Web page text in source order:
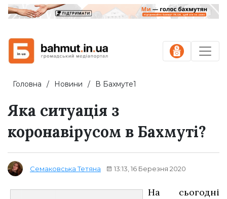
Головна Новини В Бахмуте1
Яка ситуація з
коронавірусом в Бахмуті?
Семаковська Тетяна 13:13, 16 Березня 2020
На сьогодні